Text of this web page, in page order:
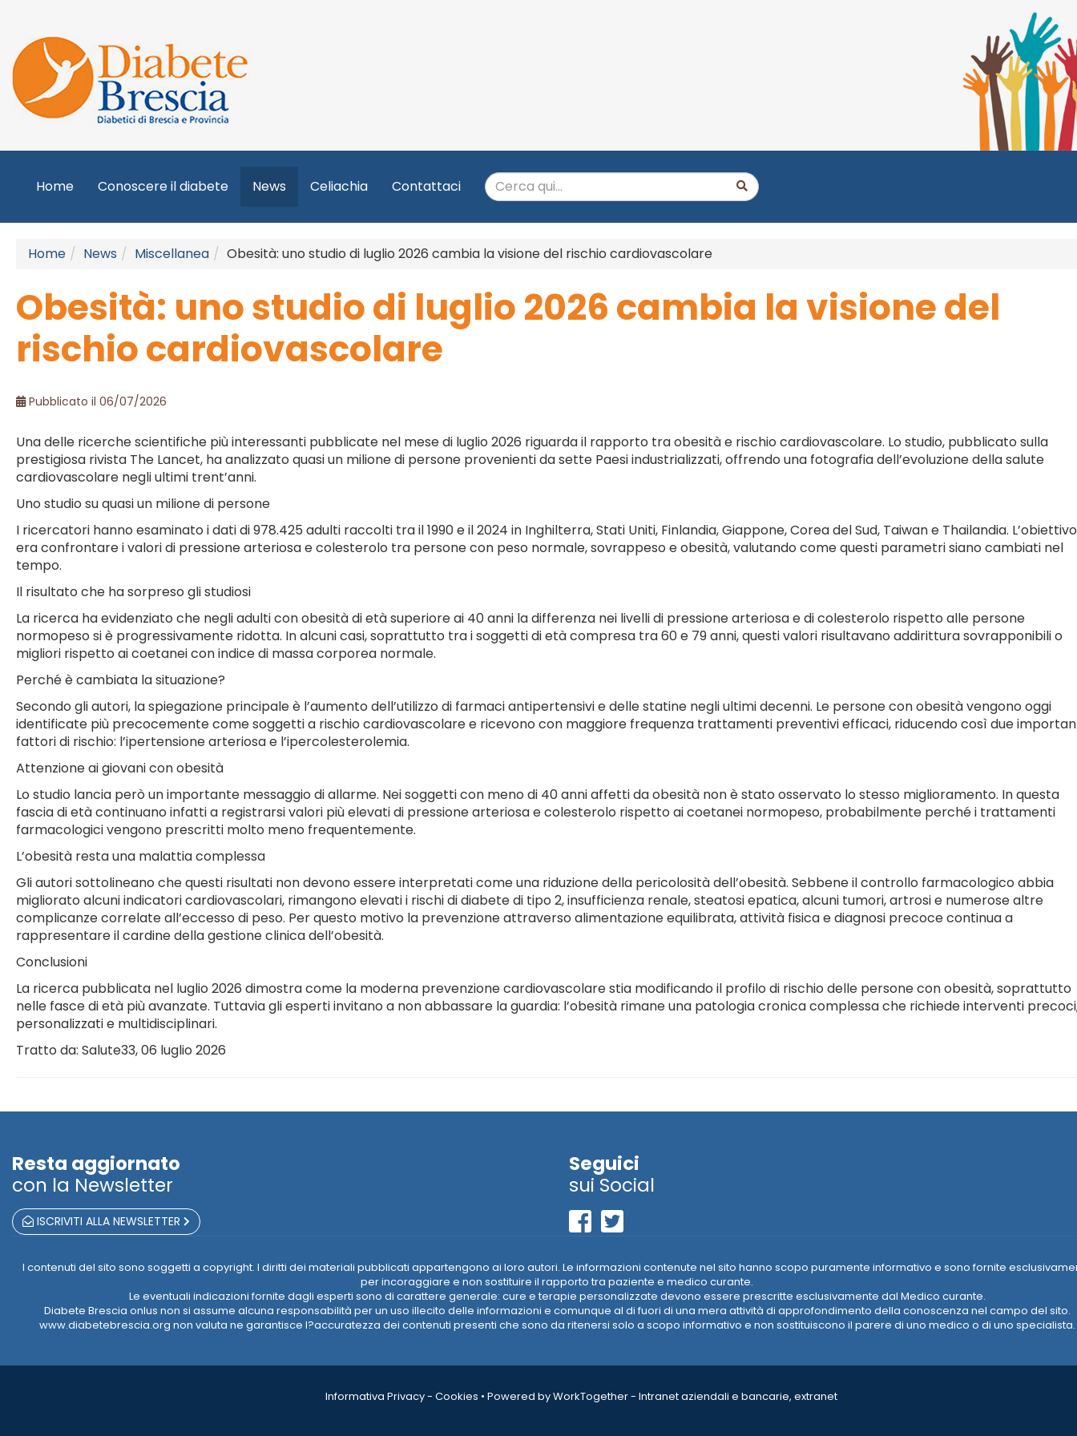
Home Conoscere il diabete News Celiachia Contattaci
Home News Miscellanea Obesità: uno studio di luglio 2026 cambia la visione del rischio cardiovascolare
Obesità: uno studio di luglio 2026 cambia la visione del
rischio cardiovascolare
Pubblicato il 06/07/2026
Una delle ricerche scientifiche più interessanti pubblicate nel mese di luglio 2026 riguarda il rapporto tra obesità e rischio cardiovascolare. Lo studio, pubblicato sulla
prestigiosa rivista The Lancet, ha analizzato quasi un milione di persone provenienti da sette Paesi industrializzati, offrendo una fotografia dell’evoluzione della salute
cardiovascolare negli ultimi trent’anni.
Uno studio su quasi un milione di persone
I ricercatori hanno esaminato i dati di 978.425 adulti raccolti tra il 1990 e il 2024 in Inghilterra, Stati Uniti, Finlandia, Giappone, Corea del Sud, Taiwan e Thailandia. L’obiettivo
era confrontare i valori di pressione arteriosa e colesterolo tra persone con peso normale, sovrappeso e obesità, valutando come questi parametri siano cambiati nel
tempo.
Il risultato che ha sorpreso gli studiosi
La ricerca ha evidenziato che negli adulti con obesità di età superiore ai 40 anni la differenza nei livelli di pressione arteriosa e di colesterolo rispetto alle persone
normopeso si è progressivamente ridotta. In alcuni casi, soprattutto tra i soggetti di età compresa tra 60 e 79 anni, questi valori risultavano addirittura sovrapponibili o
migliori rispetto ai coetanei con indice di massa corporea normale.
Perché è cambiata la situazione?
Secondo gli autori, la spiegazione principale è l’aumento dell’utilizzo di farmaci antipertensivi e delle statine negli ultimi decenni. Le persone con obesità vengono oggi
identificate più precocemente come soggetti a rischio cardiovascolare e ricevono con maggiore frequenza trattamenti preventivi efficaci, riducendo così due
fattori di rischio: l’ipertensione arteriosa e l’ipercolesterolemia.
Attenzione ai giovani con obesità
Lo studio lancia però un importante messaggio di allarme. Nei soggetti con meno di 40 anni affetti da obesità non è stato osservato lo stesso miglioramento. In questa
fascia di età continuano infatti a registrarsi valori più elevati di pressione arteriosa e colesterolo rispetto ai coetanei normopeso, probabilmente perché i trattamenti
farmacologici vengono prescritti molto meno frequentemente.
L’obesità resta una malattia complessa
Gli autori sottolineano che questi risultati non devono essere interpretati come una riduzione della pericolosità dell’obesità. Sebbene il controllo farmacologico abbia
migliorato alcuni indicatori cardiovascolari, rimangono elevati i rischi di diabete di tipo 2, insufficienza renale, steatosi epatica, alcuni tumori, artrosi e numerose altre
complicanze correlate all’eccesso di peso. Per questo motivo la prevenzione attraverso alimentazione equilibrata, attività fisica e diagnosi precoce continua a
rappresentare il cardine della gestione clinica dell’obesità.
Conclusioni
La ricerca pubblicata nel luglio 2026 dimostra come la moderna prevenzione cardiovascolare stia modificando il profilo di rischio delle persone con obesità, soprattutto
nelle fasce di età più avanzate. Tuttavia gli esperti invitano a non abbassare la guardia: l’obesità rimane una patologia cronica complessa che richiede interventi
personalizzati e multidisciplinari.
Tratto da: Salute33, 06 luglio 2026
Resta aggiornato
con la Newsletter
ISCRIVITI ALLA NEWSLETTER
Seguici
sui Social
I contenuti del sito sono soggetti a copyright. I diritti dei materiali pubblicati appartengono ai loro autori. Le informazioni contenute nel sito hanno scopo puramente informativo e sono fornite
per incoraggiare e non sostituire il rapporto tra paziente e medico curante.
Le eventuali indicazioni fornite dagli esperti sono di carattere generale: cure e terapie personalizzate devono essere prescritte esclusivamente dal Medico curante.
Diabete Brescia onlus non si assume alcuna responsabilità per un uso illecito delle informazioni e comunque al di fuori di una mera attività di approfondimento della conoscenza nel campo del sito.
www.diabetebrescia.org non valuta ne garantisce l?accuratezza dei contenuti presenti che sono da ritenersi solo a scopo informativo e non sostituiscono il parere di uno medico o di uno specialista.
Informativa Privacy- Cookies • Powered by WorkTogether - Intranet aziendali e bancarie, extranet